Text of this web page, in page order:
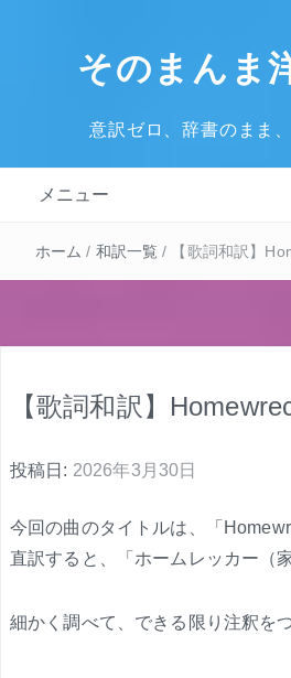
そのまんま
意訳ゼロ、辞書のまま
メニュー
ホーム / 和訳一覧 / 【歌詞和訳】
【歌詞和訳】
投稿日: 2026年3月30日
今回の曲のタイトルは、「
直訳すると、「ホームレッカー（
細かく調べて、できる限り注釈を